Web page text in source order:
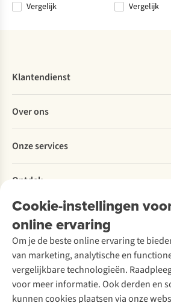
Vergelijk
%
% %
Vergelijk
Cookie-instellingen
online ervaring
Om je de beste online ervaring te
van marketing, analytische en
vergelijkbare technologieën.
voor meer informatie. Ook derden en
kunnen cookies plaatsen via onze
Klantendienst
Bestellen
Betalen
Levering
Retourneren
Bestelling herroepen
Garantie
Contact
Over ons
Explore More
Verantwoord ondernemen
Over Ayacucho
Onze winkels
Over A.S.Adventure
Toegankelijkheidsverklaring
Onze services
Ski-onderhoud
Wasservice
Schoenonderhoud
Schoenherstelling
Kledingherstelling
Retouches
Voor bedrijven
Ontdek
A.S.Magazine
Podcast
Explore Academy
Explore Camp
Gear Check
Inspiratie & advies
Meld je aan voor de nieuwsbrief
Follow us